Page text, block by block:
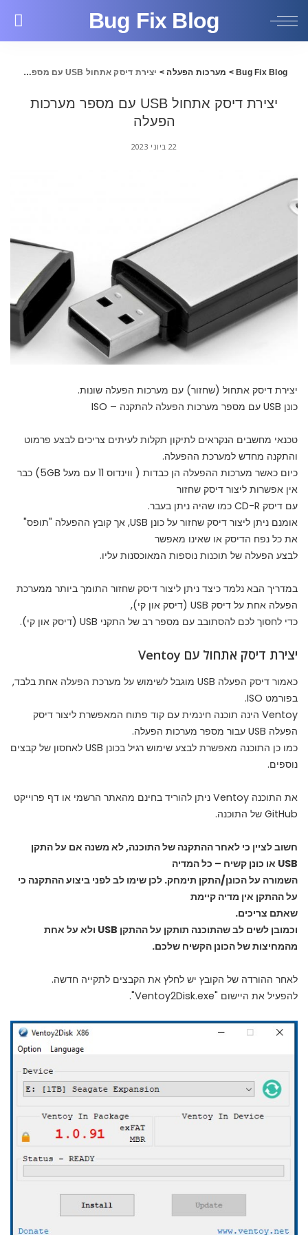
Bug Fix Blog
Bug Fix Blog
> מערכות הפעלה > יצירת דיסק אתחול USB עם מספר מערכות הפעלה
יצירת דיסק אתחול USB עם מספר מערכות
הפעלה
22 ביוני 2023
יצירת דיסק אתחול (שחזור) עם מערכות הפעלה שונות.
כונן USB עם מספר מערכות הפעלה להתקנה – ISO
טכנאי מחשבים הנקראים לתיקון תקלות לעיתים צריכים לבצע פרמוט
והתקנה מחדש למערכת ההפעלה.
כיום כאשר מערכות ההפעלה הן כבדות ( ווינדוס 11 עם מעל 5GB) כבר
אין אפשרות ליצור דיסק שחזור
עם דיסק CD-R כמו שהיה ניתן בעבר.
אומנם ניתן ליצור דיסק שחזור על כונן USB, אך קובץ ההפעלה "תופס"
את כל נפח הדיסק או שאינו מאפשר
לבצע הפעלה של תוכנות נוספות המאוכסנות עליו.
במדריך הבא נלמד כיצד ניתן ליצור דיסק שחזור התומך ביותר ממערכת
הפעלה אחת על דיסק USB (דיסק און קי),
כדי לחסוך לכם להסתובב עם מספר רב של התקני USB (דיסק און קי).
יצירת דיסק אתחול עם Ventoy
כאמור דיסק הפעלה USB מוגבל לשימוש על מערכת הפעלה אחת בלבד,
בפורמט ISO.
Ventoy הינה תוכנה חינמית עם קוד פתוח המאפשרת ליצור דיסק
הפעלה USB עבור מספר מערכות הפעלה.
כמו כן התוכנה מאפשרת לבצע שימוש רגיל בכונן USB לאחסון של קבצים
נוספים.
את התוכנה Ventoy ניתן להוריד בחינם מהאתר הרשמי או דף פרוייקט
GitHub של התוכנה.
חשוב לציין כי לאחר ההתקנה של התוכנה, לא משנה אם על התקן
USB או כונן קשיח – כל המדיה
השמורה על הכונן/התקן תימחק. לכן שימו לב לפני ביצוע ההתקנה כי
על ההתקן אין מדיה קיימת
שאתם צריכים.
וכמובן לשים לב שהתוכנה תותקן על ההתקן USB ולא על אחת
מהמחיצות של הכונן הקשיח שלכם.
לאחר ההורדה של הקובץ יש לחלץ את הקבצים לתקייה חדשה.
להפעיל את היישום "Ventoy2Disk.exe".